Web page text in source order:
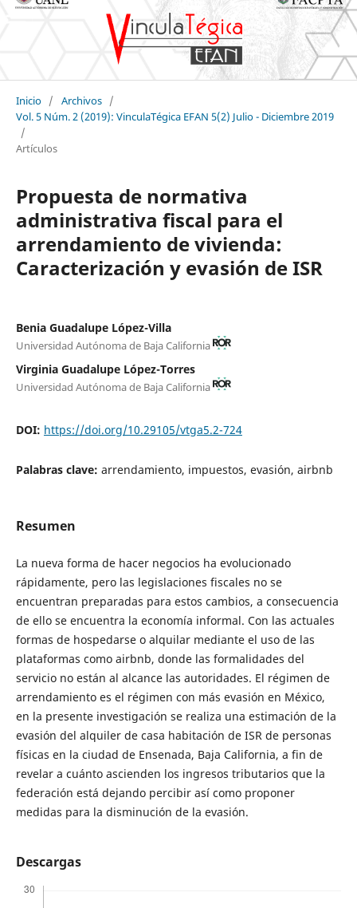
Inicio / Archivos /
Vol. 5 Núm. 2 (2019): VinculaTégica EFAN 5(2) Julio - Diciembre 2019
/
Artículos
Propuesta de normativa
administrativa fiscal para el
arrendamiento de vivienda:
Caracterización y evasión de ISR
Benia Guadalupe López-Villa
Universidad Autónoma de Baja California
Virginia Guadalupe López-Torres
Universidad Autónoma de Baja California
DOI: https://doi.org/10.29105/vtga5.2-724
Palabras clave: arrendamiento, impuestos, evasión, airbnb
Resumen
La nueva forma de hacer negocios ha evolucionado
rápidamente, pero las legislaciones fiscales no se
encuentran preparadas para estos cambios, a consecuencia
de ello se encuentra la economía informal. Con las actuales
formas de hospedarse o alquilar mediante el uso de las
plataformas como airbnb, donde las formalidades del
servicio no están al alcance las autoridades. El régimen de
arrendamiento es el régimen con más evasión en México,
en la presente investigación se realiza una estimación de la
evasión del alquiler de casa habitación de ISR de personas
físicas en la ciudad de Ensenada, Baja California, a fin de
revelar a cuánto ascienden los ingresos tributarios que la
federación está dejando percibir así como proponer
medidas para la disminución de la evasión.
Descargas